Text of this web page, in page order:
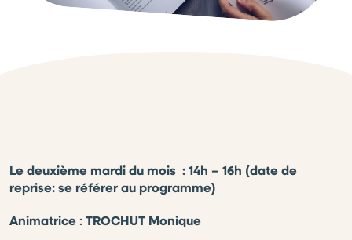
Le deuxième mardi du mois : 14h – 16h (date de
reprise: se référer au programme)
Animatrice : TROCHUT Monique